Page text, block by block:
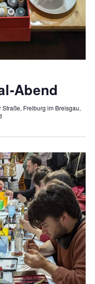
Abend
Freiburg im Breisgau,